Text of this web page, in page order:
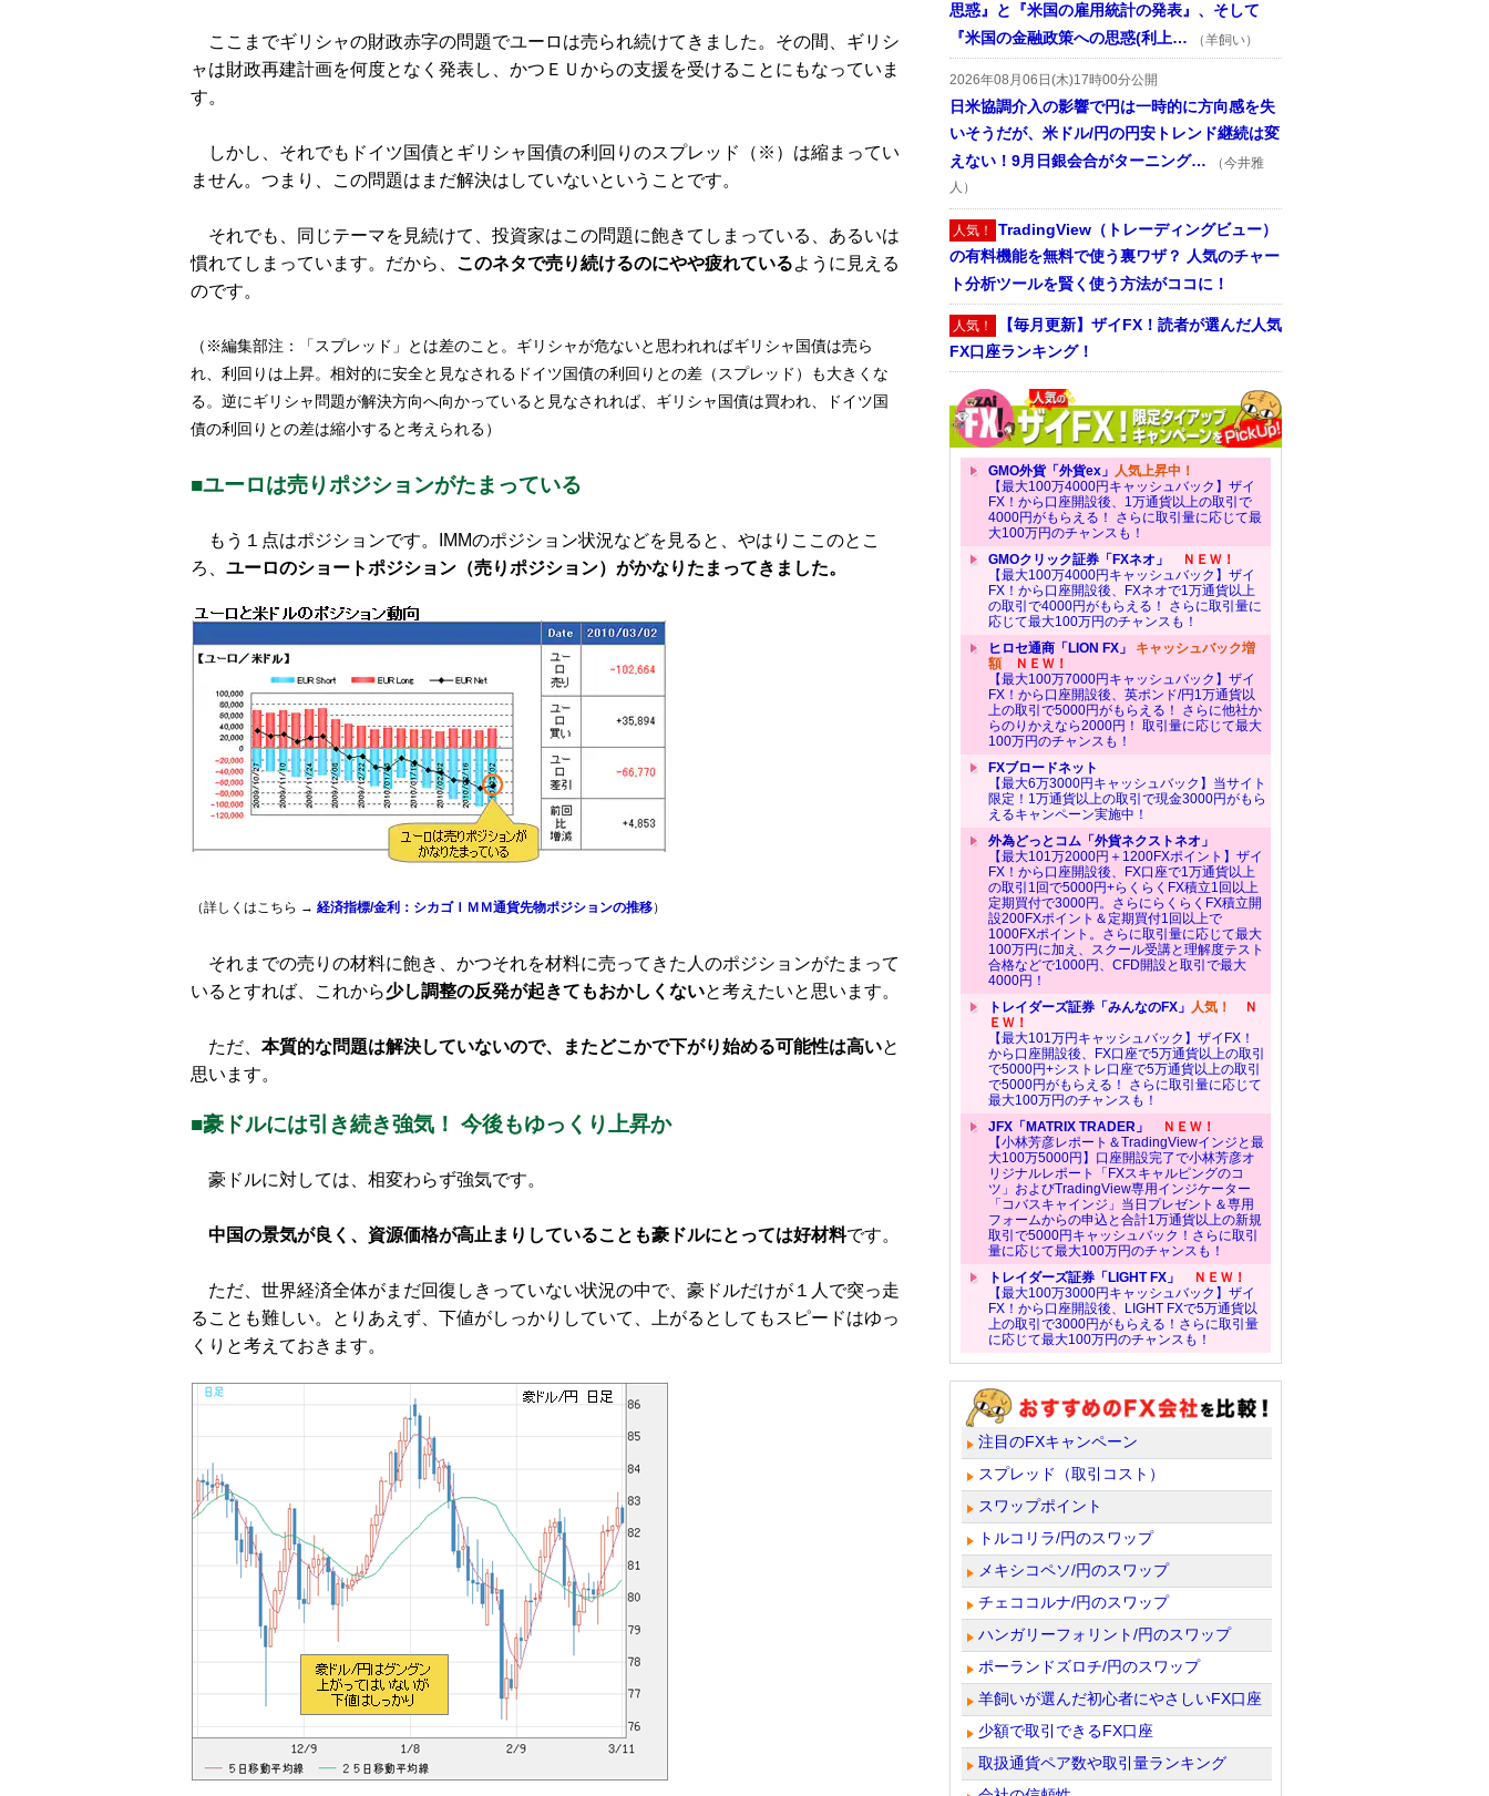
ここまでギリシャの財政赤字の問題でユーロは売られ続けてきました。その間、ギリシ
ャは財政再建計画を何度となく発表し、かつＥＵからの支援を受けることにもなっていま
す。
しかし、それでもドイツ国債とギリシャ国債の利回りのスプレッド（※）は縮まってい
ません。つまり、この問題はまだ解決はしていないということです。
それでも、同じテーマを見続けて、投資家はこの問題に飽きてしまっている、あるいは
慣れてしまっています。だから、 このネタで売り続けるのにやや疲れているように見える
のです。
（※編集部注：「スプレッド」とは差のこと。ギリシャが危ないと思われればギリシャ国債は売ら
れ、利回りは上昇。相対的に安全と見なされるドイツ国債の利回りとの差（スプレッド）も大きくな
る。逆にギリシャ問題が解決方向へ向かっていると見なされれば、ギリシャ国債は買われ、ドイツ国
債の利回りとの差は縮小すると考えられる）
■ユーロは売りポジションがたまっている
もう１点はポジションです。IMMのポジション状況などを見ると、やはりここのとこ
ろ、 ユーロのショートポジション（売りポジション）がかなりたまってきました。
（詳しくはこちら → 経済指標/金利：シカゴＩＭＭ通貨先物ポジションの推移）
それまでの売りの材料に飽き、かつそれを材料に売ってきた人のポジションがたまって
いるとすれば、これから少し調整の反発が起きてもおかしくないと考えたいと思います。
ただ、 本質的な問題は解決していないので、またどこかで下がり始める可能性は高いと
思います。
■豪ドルには引き続き強気！ 今後もゆっくり上昇か
豪ドルに対しては、相変わらず強気です。
中国の景気が良く、資源価格が高止まりしていることも豪ドルにとっては好材料です。
ただ、世界経済全体がまだ回復しきっていない状況の中で、豪ドルだけが１人で突っ走
ることも難しい。とりあえず、下値がしっかりしていて、上がるとしてもスピードはゆっ
くりと考えておきます。
思惑』と『米国の雇用統計の発表』、そして
『米国の金融政策への思惑(利上…
（羊飼い）
2026年08月06日(木)17時00分公開
日米協調介入の影響で円は一時的に方向感を失
いそうだが、米ドル/円の円安トレンド継続は変
えない！9月日銀会合がターニング…
（今井雅
人）
人気！ TradingView（トレーディングビュー）
の有料機能を無料で使う裏ワザ？ 人気のチャー
ト分析ツールを賢く使う方法がココに！
人気！ 【毎月更新】ザイFX！読者が選んだ人気
FX口座ランキング！
GMO外貨「外貨ex」 人気上昇中！
【最大100万4000円キャッシュバック】ザイ
FX！から口座開設後、1万通貨以上の取引で
4000円がもらえる！ さらに取引量に応じて最
大100万円のチャンスも！
GMOクリック証券「FXネオ」
ＮＥＷ！
【最大100万4000円キャッシュバック】ザイ
FX！から口座開設後、FXネオで1万通貨以上
の取引で4000円がもらえる！ さらに取引量に
応じて最大100万円のチャンスも！
ヒロセ通商「LION FX」 キャッシュバック増
額ＮＥＷ！
【最大100万7000円キャッシュバック】ザイ
FX！から口座開設後、英ポンド/円1万通貨以
上の取引で5000円がもらえる！ さらに他社か
らのりかえなら2000円！ 取引量に応じて最大
100万円のチャンスも！
FXブロードネット
【最大6万3000円キャッシュバック】当サイト
限定！1万通貨以上の取引で現金3000円がもら
えるキャンペーン実施中！
外為どっとコム「外貨ネクストネオ」
【最大101万2000円＋1200FXポイント】ザイ
FX！から口座開設後、FX口座で1万通貨以上
の取引1回で5000円+らくらくFX積立1回以上
定期買付で3000円。さらにらくらくFX積立開
設200FXポイント＆定期買付1回以上で
1000FXポイント。さらに取引量に応じて最大
100万円に加え、スクール受講と理解度テスト
合格などで1000円、CFD開設と取引で最大
4000円！
トレイダーズ証券「みんなのFX」 人気！
Ｎ
ＥＷ！
【最大101万円キャッシュバック】ザイFX！
から口座開設後、FX口座で5万通貨以上の取引
で5000円+シストレ口座で5万通貨以上の取引
で5000円がもらえる！ さらに取引量に応じて
最大100万円のチャンスも！
JFX「MATRIX TRADER」
ＮＥＷ！
【小林芳彦レポート＆TradingViewインジと最
大100万5000円】口座開設完了で小林芳彦オ
リジナルレポート「FXスキャルピングのコ
ツ」およびTradingView専用インジケーター
「コバスキャインジ」当日プレゼント＆専用
フォームからの申込と合計1万通貨以上の新規
取引で5000円キャッシュバック！さらに取引
量に応じて最大100万円のチャンスも！
トレイダーズ証券「LIGHT FX」
ＮＥＷ！
【最大100万3000円キャッシュバック】ザイ
FX！から口座開設後、LIGHT FXで5万通貨以
上の取引で3000円がもらえる！さらに取引量
に応じて最大100万円のチャンスも！
注目のFXキャンペーン
スプレッド（取引コスト）
スワップポイント
トルコリラ/円のスワップ
メキシコペソ/円のスワップ
チェココルナ/円のスワップ
ハンガリーフォリント/円のスワップ
ポーランドズロチ/円のスワップ
羊飼いが選んだ初心者にやさしいFX口座
少額で取引できるFX口座
取扱通貨ペア数や取引量ランキング